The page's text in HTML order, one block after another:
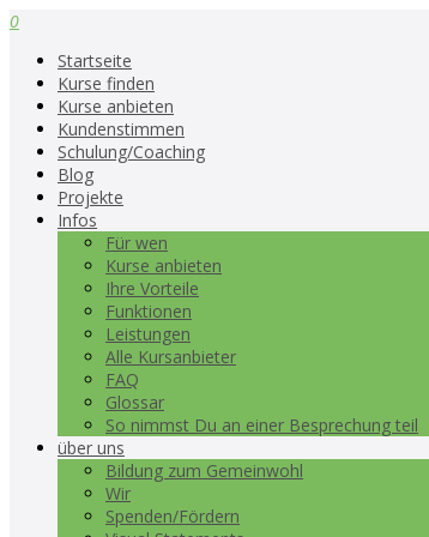
0
Startseite
Kurse finden
Kurse anbieten
Kundenstimmen
Schulung/Coaching
Blog
Projekte
Infos
Für wen
Kurse anbieten
Ihre Vorteile
Funktionen
Leistungen
Alle Kursanbieter
FAQ
Glossar
So nimmst Du an einer Besprechung teil
über uns
Bildung zum Gemeinwohl
Wir
Spenden/Fördern